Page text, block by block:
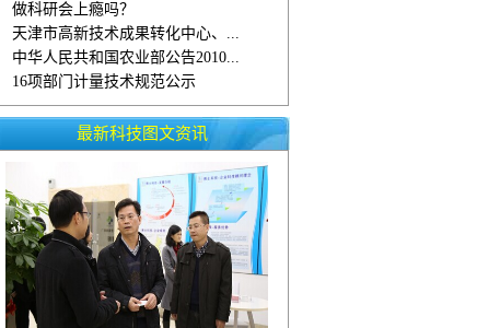
做科研会上瘾吗？
天津市高新技术成果转化中心、...
中华人民共和国农业部公告2010...
16项部门计量技术规范公示
最新科技图文资讯